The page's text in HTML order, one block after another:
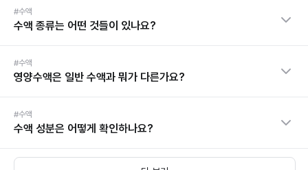
#수액
수액 종류는 어떤 것들이 있나요?
#수액
영양수액은 일반 수액과 뭐가 다른가요?
#수액
수액 성분은 어떻게 확인하나요?